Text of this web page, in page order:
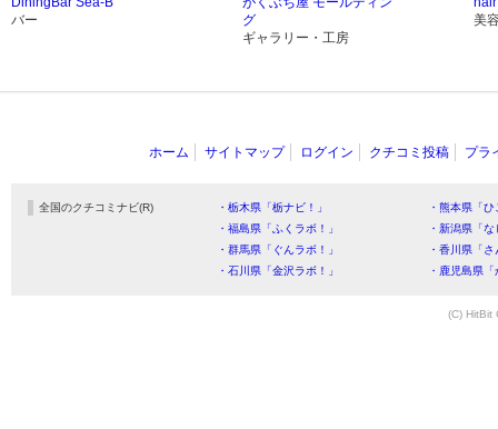
バー
グ
ギャラリー・工房
美
ホーム サイトマップ ログイン クチコミ投稿 プラ
全国のクチコミナビ(R) ・栃木県「栃ナビ！」
・熊本県「
・福島県「ふくラボ！」
・新潟県「
・群馬県「ぐんラボ！」
・香川県「
・石川県「金沢ラボ！」
・鹿児島県
(C) HitBit